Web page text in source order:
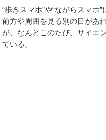
“歩きスマホ”や“ながらスマホ
前方や周囲を見る別の目があ
が、なんとこのたび、サイエ
ている。